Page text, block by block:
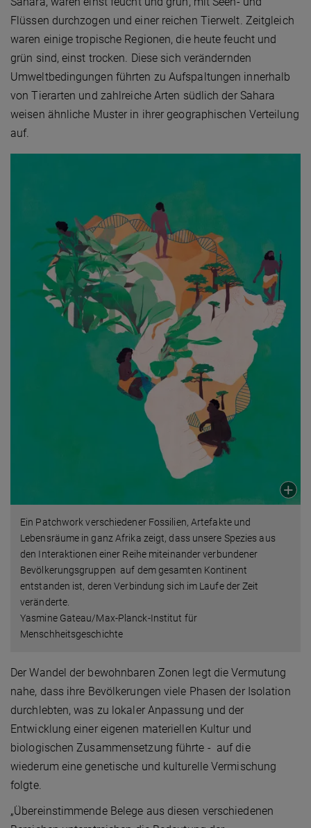
Flüssen durchzogen und einer reichen Tierwelt. Zeitgleich
waren einige tropische Regionen, die heute feucht und
grün sind, einst trocken. Diese sich verändernden
Umweltbedingungen führten zu Aufspaltungen innerhalb
von Tierarten und zahlreiche Arten südlich der Sahara
weisen ähnliche Muster in ihrer geographischen Verteilung
auf.
Ein Patchwork verschiedener Fossilien, Artefakte und
Lebensräume in ganz Afrika zeigt, dass unsere Spezies aus
den Interaktionen einer Reihe miteinander verbundener
Bevölkerungsgruppen auf dem gesamten Kontinent
entstanden ist, deren Verbindung sich im Laufe der Zeit
veränderte.
Yasmine Gateau/Max-Planck-Institut für
Menschheitsgeschichte
Der Wandel der bewohnbaren Zonen legt die Vermutung
nahe, dass ihre Bevölkerungen viele Phasen der Isolation
durchlebten, was zu lokaler Anpassung und der
Entwicklung einer eigenen materiellen Kultur und
biologischen Zusammensetzung führte - auf die
wiederum eine genetische und kulturelle Vermischung
folgte.
„Übereinstimmende Belege aus diesen verschiedenen